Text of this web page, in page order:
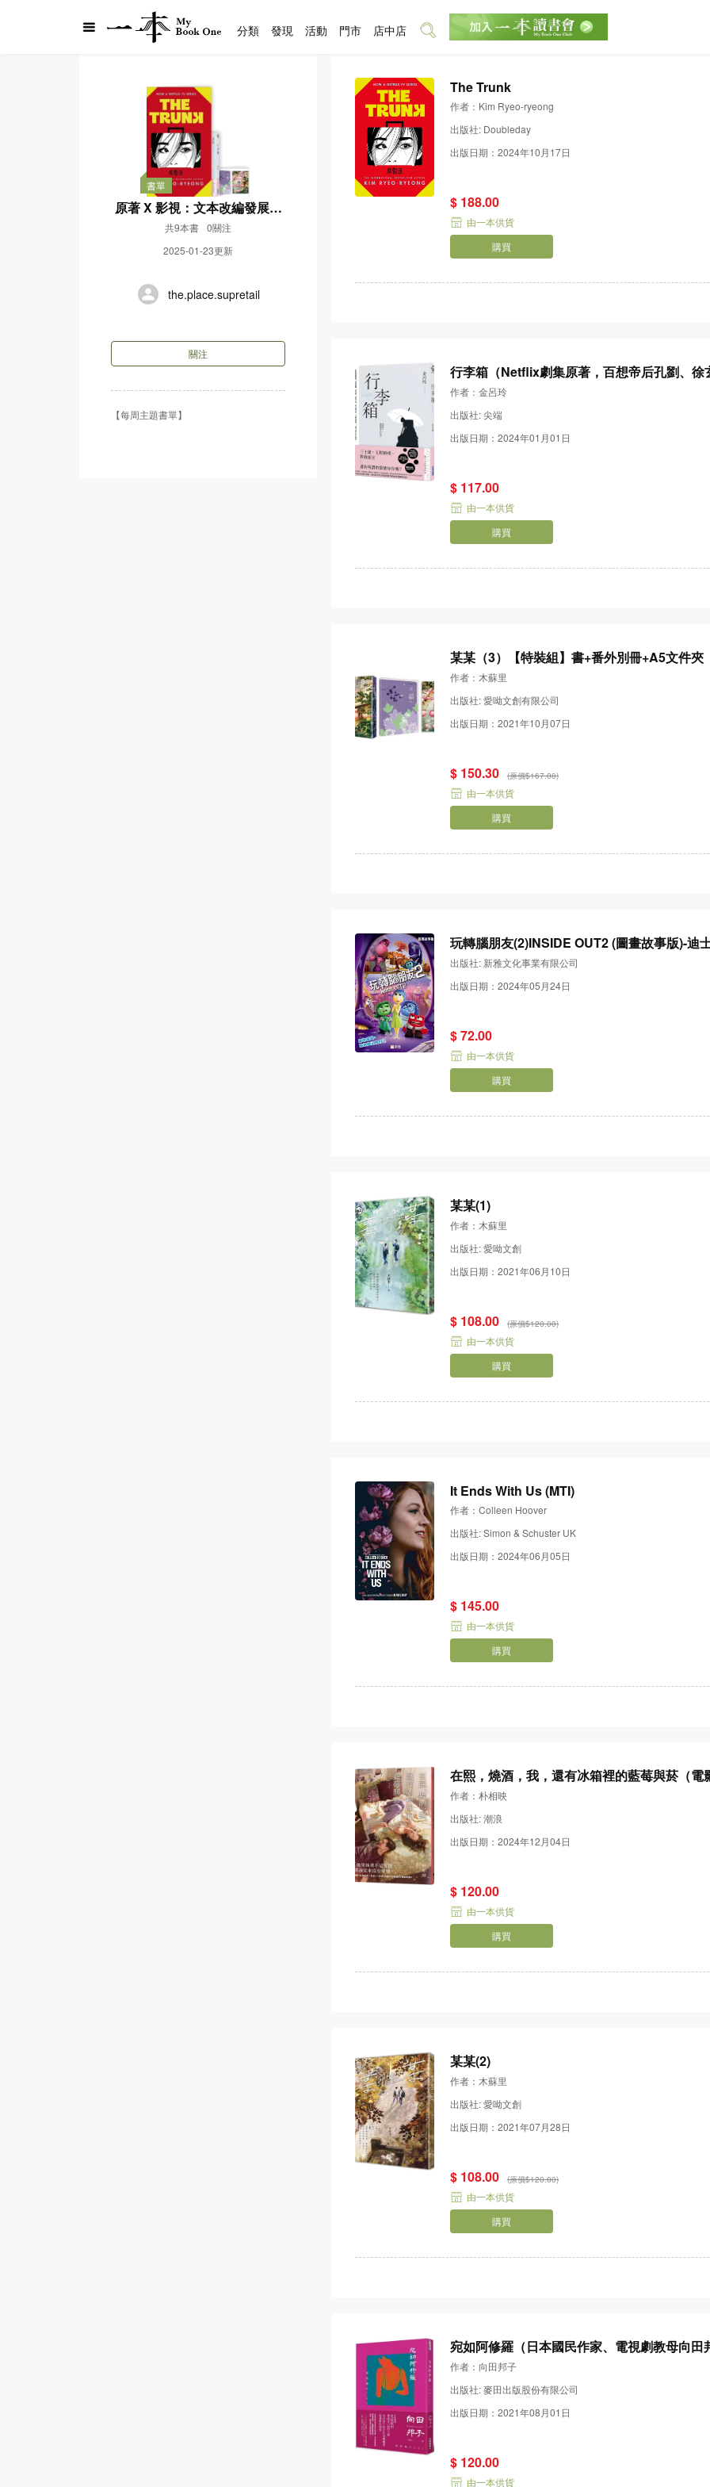
書單
原著 X 影視：文本改編發展更
多可能
共9本書 0關注
2025-01-23更新
the.place.supretail
關注
【每周主題書單】
The Trunk
作者：Kim Ryeo-ryeong
出版社: Doubleday
出版日期：2024年10月17日
$ 188.00
由一本供貨
購買
行李箱（Netflix劇集原著，百想帝后孔劉、徐
作者：金呂玲
出版社: 尖端
出版日期：2024年01月01日
$ 117.00
由一本供貨
購買
某某（3）【特裝組】書+番外別冊+A5文件夾
作者：木蘇里
出版社: 愛呦文創有限公司
出版日期：2021年10月07日
$ 150.30 (原價$167.00)
由一本供貨
購買
玩轉腦朋友(2)INSIDE OUT2 (圖畫故事版)-迪
出版社: 新雅文化事業有限公司
出版日期：2024年05月24日
$ 72.00
由一本供貨
購買
某某(1)
作者：木蘇里
出版社: 愛呦文創
出版日期：2021年06月10日
$ 108.00 (原價$120.00)
由一本供貨
購買
It Ends With Us (MTI)
作者：Colleen Hoover
出版社: Simon & Schuster UK
出版日期：2024年06月05日
$ 145.00
由一本供貨
購買
在熙，燒酒，我，還有冰箱裡的藍莓與菸（電
作者：朴相映
出版社: 潮浪
出版日期：2024年12月04日
$ 120.00
由一本供貨
購買
某某(2)
作者：木蘇里
出版社: 愛呦文創
出版日期：2021年07月28日
$ 108.00 (原價$120.00)
由一本供貨
購買
宛如阿修羅（日本國民作家、電視劇教母向田
作者：向田邦子
出版社: 麥田出版股份有限公司
出版日期：2021年08月01日
$ 120.00
由一本供貨
分類 發現 活動 門市 店中店